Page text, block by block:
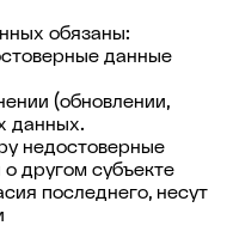
обязаны:
данные
(обновлении,
данных.
недостоверные
другом субъекте
последнего, несут